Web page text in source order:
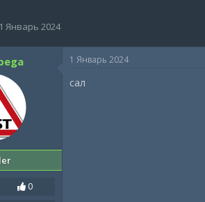
Д1 Январь 2024
0
1 Январь 2024
сал